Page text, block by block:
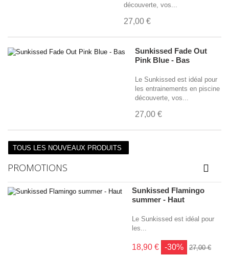
découverte, vos...
27,00 €
Sunkissed Fade Out
Pink Blue - Bas
Le Sunkissed est idéal pour
les entrainements en piscine
découverte, vos...
27,00 €
TOUS LES NOUVEAUX PRODUITS
PROMOTIONS
Sunkissed Flamingo
summer - Haut
Le Sunkissed est idéal pour
les...
18,90 € -30% 27,00 €